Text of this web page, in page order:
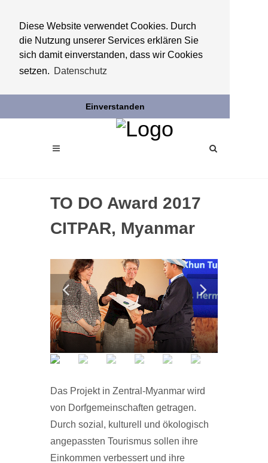
Diese Website verwendet Cookies. Durch
die Nutzung unserer Services erklären Sie
sich damit einverstanden, dass wir Cookies
setzen. Datenschutz
Einverstanden
TO DO Award 2017
CITPAR, Myanmar
Das Projekt in Zentral-Myanmar wird
von Dorfgemeinschaften getragen.
Durch sozial, kulturell und ökologisch
angepassten Tourismus sollen ihre
Einkommen verbessert und ihre